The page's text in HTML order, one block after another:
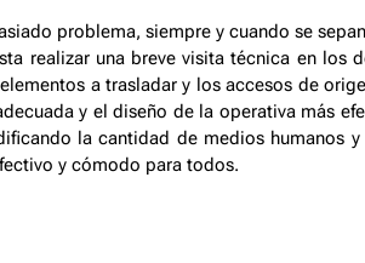
problema, siempre y cuando se
realizar una breve visita técnica en los
a trasladar y los accesos de
y el diseño de la operativa más
la cantidad de medios humanos
y cómodo para todos.